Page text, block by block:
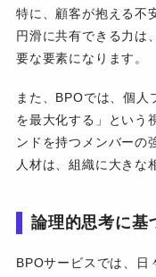
特に、顧客が抱える不
円滑に共有できる力は
要な要素になります。
また、BPOでは、個
を最大化する」という
ンドを持つメンバーの
人材は、組織に大きな
論理的思考に基
BPOサービスでは、日